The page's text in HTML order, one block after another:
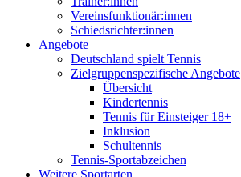
Vereinsfunktionär:innen
Schiedsrichter:innen
Angebote
Deutschland spielt Tennis
Zielgruppenspezifische Angebote
Übersicht
Kindertennis
Tennis für Einsteiger 18+
Inklusion
Schultennis
Tennis-Sportabzeichen
Weitere Sportarten